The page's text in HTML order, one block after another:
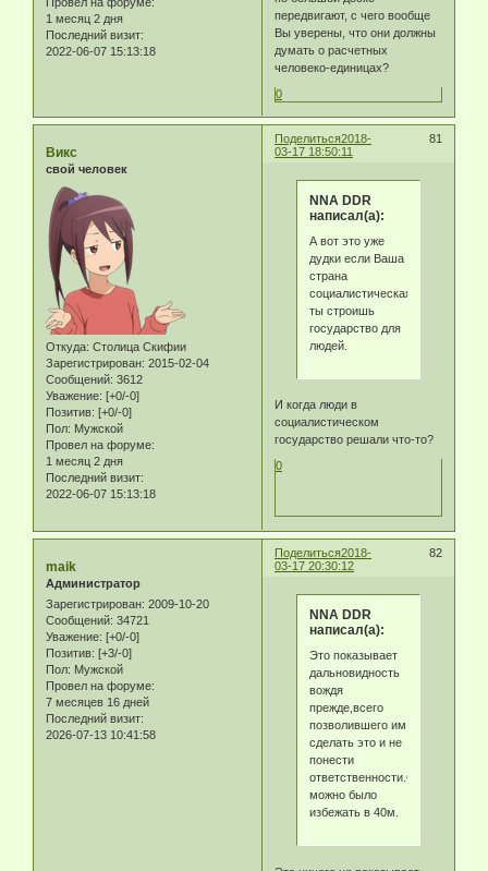
Провел на форуме:
1 месяц 2 дня
Последний визит:
2022-06-07 15:13:18
передвигают, с чего вообще
Вы уверены, что они должны
думать о расчетных
человеко-единицах?
0
Поделиться 81
2018-
03-17 18:50:11
Викс
свой человек
Откуда: Столица Скифии
Зарегистрирован: 2015-02-04
Сообщений: 3612
Уважение: [+0/-0]
Позитив: [+0/-0]
Пол: Мужской
Провел на форуме:
1 месяц 2 дня
Последний визит:
2022-06-07 15:13:18
NNA DDR
написал(а):
А вот это уже
дудки если Ваша
страна
социалистическая,то
ты строишь
государство для
людей.
И когда люди в
социалистическом
государство решали что-то?
0
Поделиться 82
2018-
03-17 20:30:12
maik
Администратор
Зарегистрирован: 2009-10-20
Сообщений: 34721
Уважение: [+0/-0]
Позитив: [+3/-0]
Пол: Мужской
Провел на форуме:
7 месяцев 16 дней
Последний визит:
2026-07-13 10:41:58
NNA DDR
написал(а):
Это показывает
дальновидность
вождя
прежде,всего
позволившего им
сделать это и не
понести
ответственности.Ситуации
можно было
избежать в 40м.